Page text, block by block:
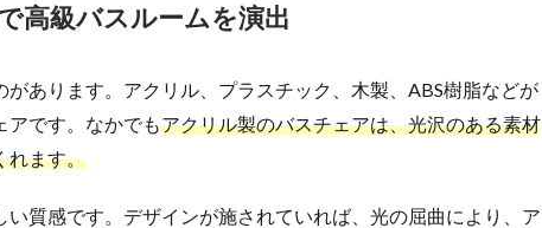
高級バスルームを演出
あります。アクリル、プラスチック、木製、ABS樹脂などが
アです。なかでもアクリル製のバスチェアは、光沢のある素材
れます。
質感です。デザインが施されていれば、光の屈曲により、ア